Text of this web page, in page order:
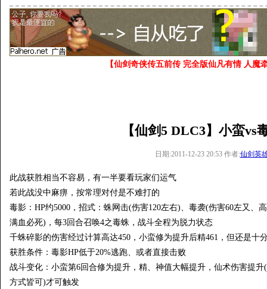
【仙剑奇侠传五前传 完全版仙凡有情 人魔
【仙剑5 DLC3】小蛮vs
日期:2011-12-23 20:53 作者:仙剑英
此战获胜相当不容易，有一半要看玩家们运气
若此战没中麻痹，按常理对付是不难打的
毒影：HP约5000，招式：蛛网击(伤害120左右)、毒袭(伤害60左又、
满血必死)，每3回合召唤4之毒蛛，战斗全程为脱力状态
千蛛碎影的伤害经过计算高达450，小蛮修为提升后精461，但还是十
获胜条件：毒影HP低于20%逃跑、或者直接击败
战斗变化：小蛮第6回合修为提升，精、神值大幅提升，仙术伤害提
方式皆可)才可触发